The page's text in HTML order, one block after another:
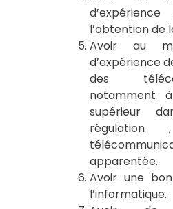
l’obtention de
Avoir au
d’expérience
des
notamment
supérieur
régulation
apparentée.
Avoir une
l’informatique.